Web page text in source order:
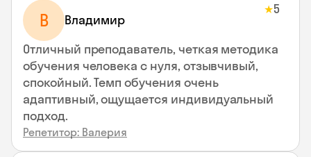
В Владимир
★5
Отличный преподаватель, четкая методика
обучения человека с нуля, отзывчивый,
спокойный. Темп обучения очень
адаптивный, ощущается индивидуальный
подход.
Репетитор: Валерия